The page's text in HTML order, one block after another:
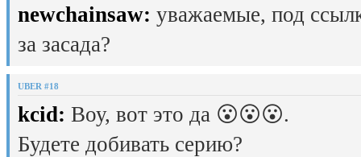
newchainsaw: уважаемые, под
за засада?
UBER #18
kcid: Воу, вот это да 😮😮😮.
Будете добивать серию?